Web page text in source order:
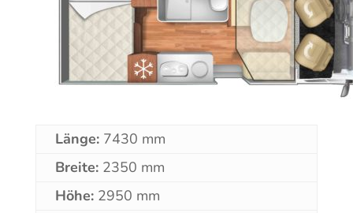
Länge:7430 mm
Breite: 2350 mm
Höhe: 2950 mm